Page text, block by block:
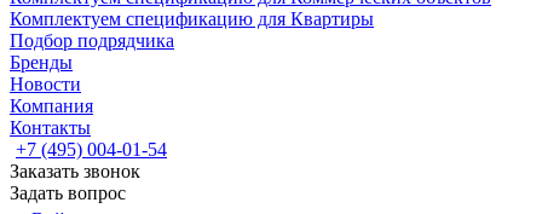
Комплектуем спецификацию для Квартиры
Подбор подрядчика
Бренды
Новости
Компания
Контакты
+7 (495) 004-01-54
Заказать звонок
Задать вопрос